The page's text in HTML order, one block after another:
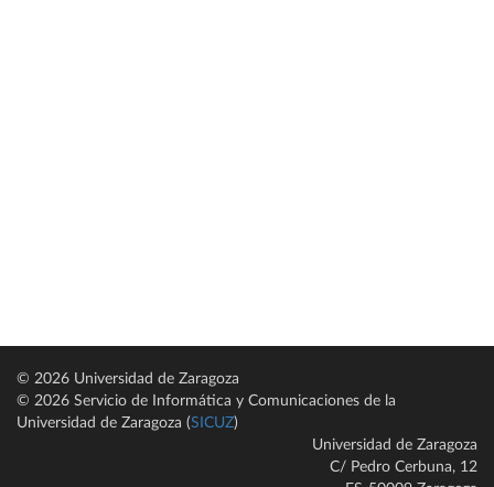
© 2026 Universidad de Zaragoza
© 2026 Servicio de Informática y Comunicaciones de la
Universidad de Zaragoza (SICUZ)
Universidad de Zaragoza
C/ Pedro Cerbuna, 12